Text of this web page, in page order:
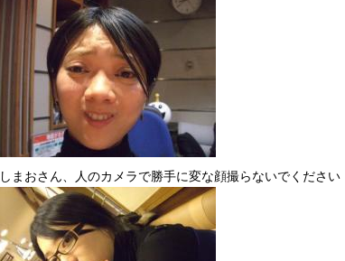
しまおさん、人のカメラで勝手に変な顔撮らないでくださ